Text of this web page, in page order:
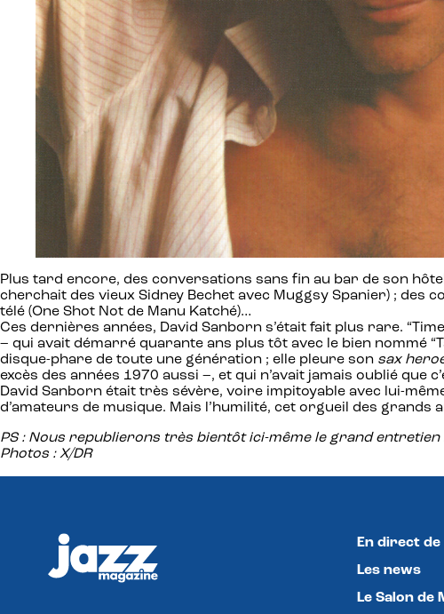
Plus tard encore, des conversations sans fin au bar de son
cherchait des vieux Sidney Bechet avec Muggsy Spanier) ; des
télé (One Shot Not de Manu Katché)…
Ces dernières années, David Sanborn s’était fait plus rare.
– qui avait démarré quarante ans plus tôt avec le bien nommé
disque-phare de toute une génération ; elle pleure son sax
excès des années 1970 aussi –, et qui n’avait jamais oublié que
David Sanborn était très sévère, voire impitoyable avec lui-
d’amateurs de musique. Mais l’humilité, cet orgueil des grands
PS : Nous republierons très bientôt ici-même le grand
Photos : X/DR
En direct
Les news
Le Salon de